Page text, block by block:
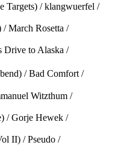
Targets) / klangwuerfel /
/ March Rosetta /
Drive to Alaska /
/ Bad Comfort /
Witzthum /
/ Gorje Hewek /
II) / Pseudo /